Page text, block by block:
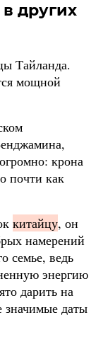
других
Тайланда.
мощной
крона
почти как
китайцу, он
намерений
семье, ведь
энергию
дарить на
значимые даты